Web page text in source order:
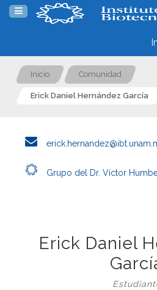
Inicio Comunidad
Erick Daniel Hernández García
Grupo del Dr. Víctor
Erick Daniel